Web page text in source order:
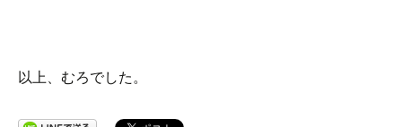
以上、むろでした。